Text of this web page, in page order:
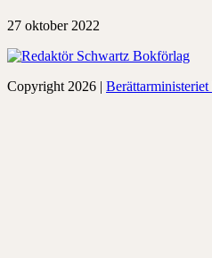
27 oktober 2022
Copyright 2026 | Berättarministeriet